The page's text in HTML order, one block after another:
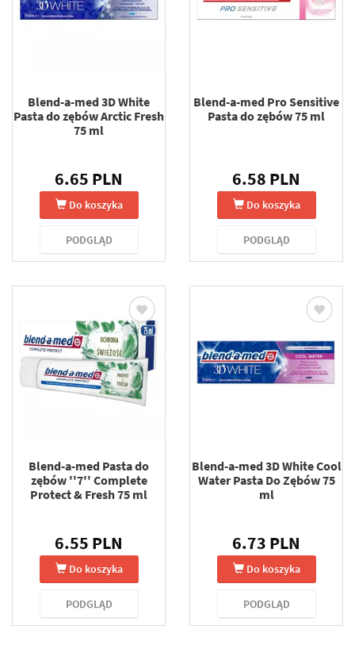
Blend-a-med 3D White
Pasta do zębów Arctic Fresh
75 ml
6.65 PLN
Do koszyka
PODGLĄD
Blend-a-med Pro Sensitive
Pasta do zębów 75 ml
6.58 PLN
Do koszyka
PODGLĄD
Blend-a-med Pasta do
zębów ''7'' Complete
Protect & Fresh 75 ml
6.55 PLN
Do koszyka
PODGLĄD
Blend-a-med 3D White Cool
Water Pasta Do Zębów 75
ml
6.73 PLN
Do koszyka
PODGLĄD